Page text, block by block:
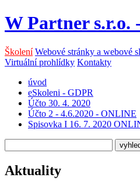
W Partner s.r.o.
Školení Webové stránky a webové
Virtuální prohlídky Kontakty
úvod
eSkoleni - GDPR
Účto 30. 4. 2020
Účto 2 - 4.6.2020 - ONLINE
Spisovka I 16. 7. 2020
Aktuality